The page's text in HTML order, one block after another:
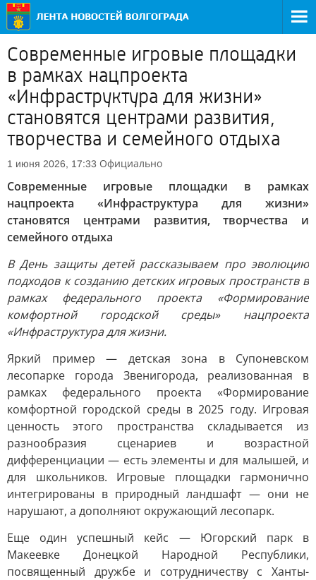
Современные игровые площадки
в рамках нацпроекта
«Инфраструктура для жизни»
становятся центрами развития,
творчества и семейного отдыха
1 июня 2026, 17:33 Официально
Современные игровые площадки в рамках
нацпроекта «Инфраструктура для жизни»
становятся центрами развития, творчества и
семейного отдыха
В День защиты детей рассказываем про эволюцию
подходов к созданию детских игровых пространств в
рамках федерального проекта «Формирование
комфортной городской среды» нацпроекта
«Инфраструктура для жизни.
Яркий пример — детская зона в Супоневском
лесопарке города Звенигорода, реализованная в
рамках федерального проекта «Формирование
комфортной городской среды в 2025 году. Игровая
ценность этого пространства складывается из
разнообразия сценариев и возрастной
дифференциации — есть элементы и для малышей, и
для школьников. Игровые площадки гармонично
интегрированы в природный ландшафт — они не
нарушают, а дополняют окружающий лесопарк.
Еще один успешный кейс — Югорский парк в
Макеевке Донецкой Народной Республики,
посвященный дружбе и сотрудничеству с Ханты-